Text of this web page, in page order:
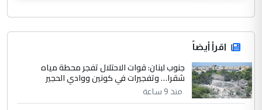
اقرأ أيضاً
جنوب لبنان: قوات الاحتلال تفجر محطة مياه
شقرا… وتفجيرات في كونين ووادي الحجير
منذ 9 ساعة